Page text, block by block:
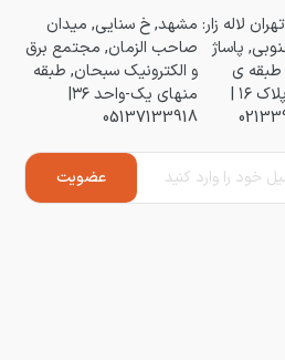
لاله زار:
پاساژ
طبقه ی
۱۶ |
مشهد, خ سنایی, میدان
صاحب الزمان, مجتمع برق
و الکترونیک سبحان, طبقه
منهای یک-واحد ۳۶|
05137133918